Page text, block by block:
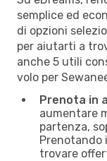
semplice ed
di opzioni
per aiutarti a
anche 5 utili
volo per
Prenota in
aumentare
partenza,
Prenotando
trovare